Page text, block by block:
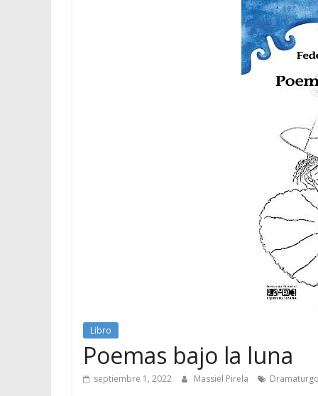
Libro
Poemas bajo la luna
septiembre 1, 2022 Massiel Pirela Dramaturgo